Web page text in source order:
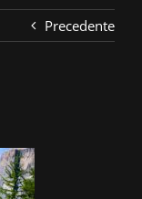
Precedente